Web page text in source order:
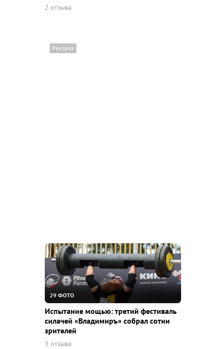
2 отзыва
29 ФОТО
Испытание мощью: третий фестиваль
силачей «Владимиръ» собрал сотни
зрителей
3 отзыва